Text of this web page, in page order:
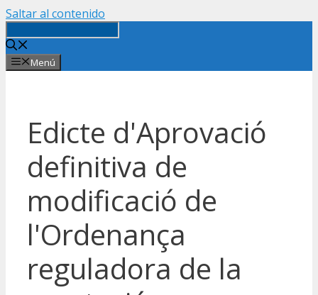
Saltar al contenido
Menú
Edicte d'Aprovació
definitiva de
modificació de
l'Ordenança
reguladora de la